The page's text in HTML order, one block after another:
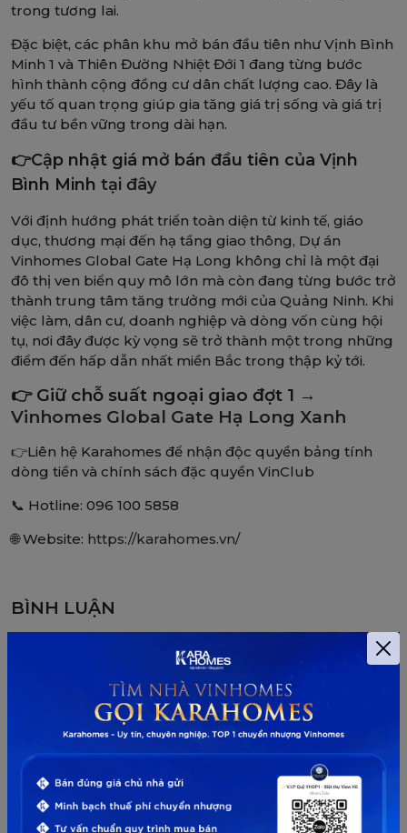
trong tương lai.
Đặc biệt, các phân khu mở bán đầu tiên như Vịnh Bình
Minh 1 và Thiên Đường Nhiệt Đới 1 đang từng bước
hình thành cộng đồng cư dân chất lượng cao. Đây là
yếu tố quan trọng giúp gia tăng giá trị sống và giá trị
đầu tư bền vững trong dài hạn.
👉Cập nhật giá mở bán đầu tiên của Vịnh
Bình Minh tại đây
Với định hướng phát triển toàn diện từ kinh tế, giáo
dục, thương mại đến hạ tầng giao thông, Dự án
Vinhomes Global Gate Hạ Long không chỉ là một đại
đô thị ven biển quy mô lớn mà còn đang từng bước trở
thành trung tâm tăng trưởng mới của Quảng Ninh. Khi
việc làm, dân cư, doanh nghiệp và dòng vốn cùng hội
tụ, nơi đây được kỳ vọng sẽ trở thành một trong những
điểm đến hấp dẫn nhất miền Bắc trong thập kỷ tới.
👉 Giữ chỗ suất ngoại giao đợt 1 →
Vinhomes Global Gate Hạ Long Xanh
👉Liên hệ Karahomes để nhận độc quyền bảng tính
dòng tiền và chính sách đặc quyền VinClub
📞 Hotline: 096 100 5858
🌐 Website: https://karahomes.vn/
BÌNH LUẬN
Email và số điện thoại sẽ không được công khai. Những
trường bắt buộc được đánh dấu *